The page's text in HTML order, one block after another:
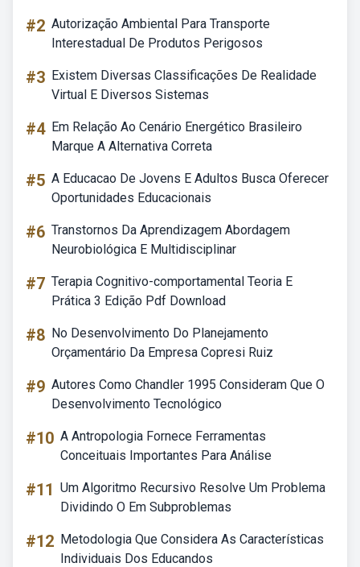
#2 Autorização Ambiental Para Transporte
Interestadual De Produtos Perigosos
#3 Existem Diversas Classificações De Realidade
Virtual E Diversos Sistemas
#4 Em Relação Ao Cenário Energético Brasileiro
Marque A Alternativa Correta
#5 A Educacao De Jovens E Adultos Busca Oferecer
Oportunidades Educacionais
#6 Transtornos Da Aprendizagem Abordagem
Neurobiológica E Multidisciplinar
#7 Terapia Cognitivo-comportamental Teoria E
Prática 3 Edição Pdf Download
#8 No Desenvolvimento Do Planejamento
Orçamentário Da Empresa Copresi Ruiz
#9 Autores Como Chandler 1995 Consideram Que O
Desenvolvimento Tecnológico
#10 A Antropologia Fornece Ferramentas
Conceituais Importantes Para Análise
#11 Um Algoritmo Recursivo Resolve Um Problema
Dividindo O Em Subproblemas
#12 Metodologia Que Considera As Características
Individuais Dos Educandos